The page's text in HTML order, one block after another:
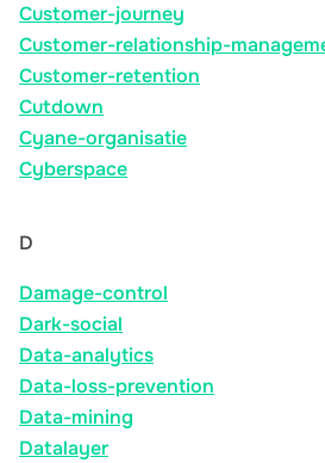
Customer-journey
Customer-relationship-
Customer-retention
Cutdown
Cyane-organisatie
Cyberspace
D
Damage-control
Dark-social
Data-analytics
Data-loss-prevention
Data-mining
Datalayer